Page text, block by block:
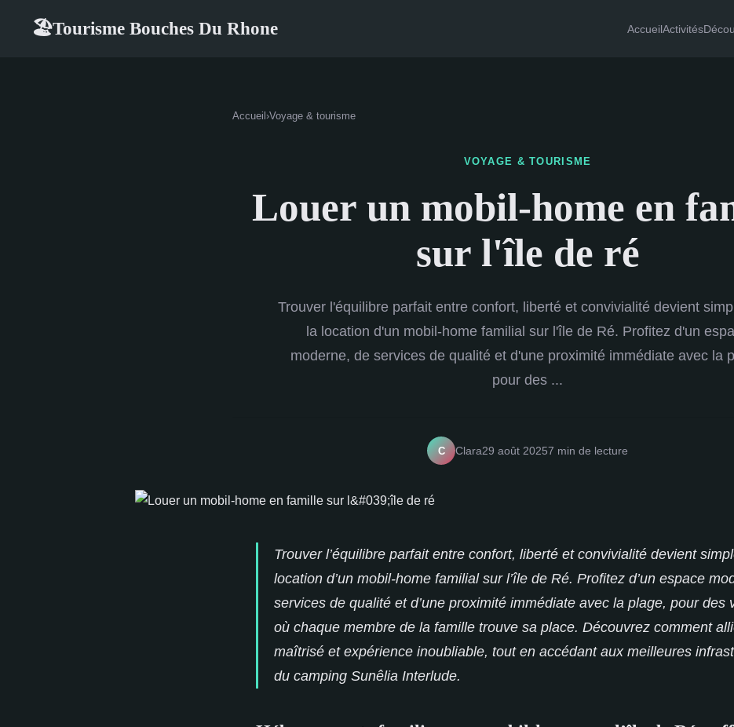
🏖Tourisme Bouches Du Rhone AccueilActivités
Accueil ›Voyage & tourisme
VOYAGE & TOURISME
Louer un mobil-home en
sur l'île de ré
Trouver l'équilibre parfait entre confort, liberté et convivialité devient
la location d'un mobil-home familial sur l'île de Ré. Profitez d'un
moderne, de services de qualité et d'une proximité immédiate avec la
pour des ...
C Clara29 août 20257 min de lecture
Trouver l’équilibre parfait entre confort, liberté et convivialité devient
location d’un mobil-home familial sur l’île de Ré. Profitez d’un espace
services de qualité et d’une proximité immédiate avec la plage, pour des
où chaque membre de la famille trouve sa place. Découvrez comment
maîtrisé et expérience inoubliable, tout en accédant aux meilleures
du camping Sunêlia Interlude.